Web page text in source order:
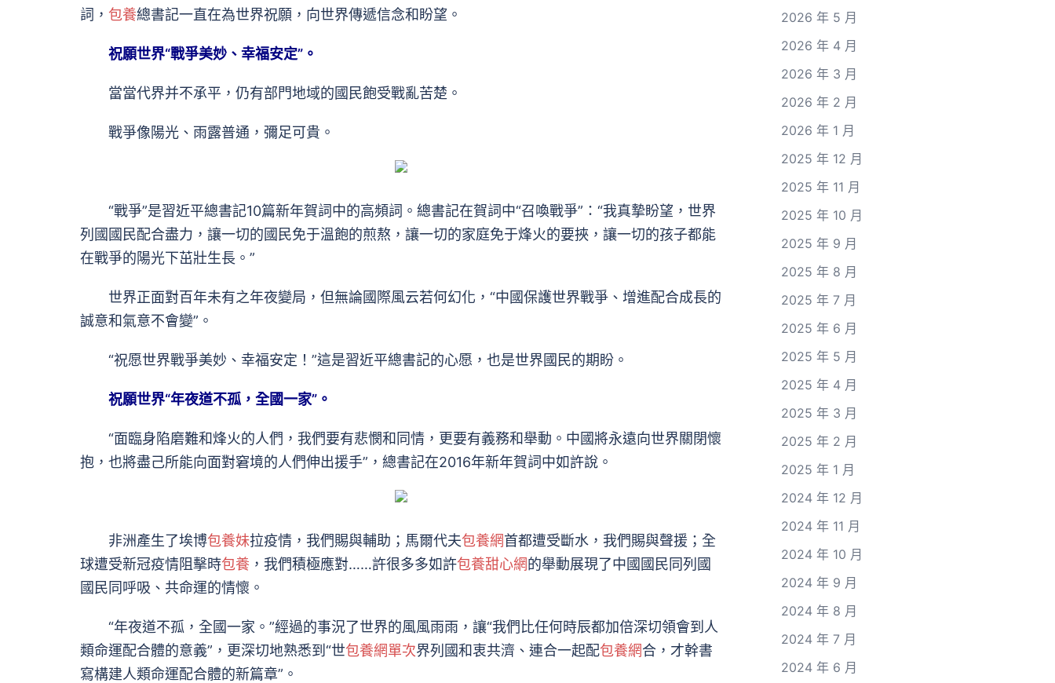
詞， 包養總書記一直在為世界祝願，向世界傳遞信念和盼望。
祝願世界“戰爭美妙、幸福安定”。
當當代界并不承平，仍有部門地域的國民飽受戰亂苦楚。
戰爭像陽光、雨露普通，彌足可貴。
“戰爭”是習近平總書記10篇新年賀詞中的高頻詞。總書記在賀詞中“召喚戰爭”：“我真摯盼望，世界
列國國民配合盡力，讓一切的國民免于溫飽的煎熬，讓一切的家庭免于烽火的要挾，讓一切的孩子都能
在戰爭的陽光下茁壯生長。”
世界正面對百年未有之年夜變局，但無論國際風云若何幻化，“中國保護世界戰爭、增進配合成長的
誠意和氣意不會變”。
“祝愿世界戰爭美妙、幸福安定！”這是習近平總書記的心愿，也是世界國民的期盼。
祝願世界“年夜道不孤，全國一家”。
“面臨身陷磨難和烽火的人們，我們要有悲憫和同情，更要有義務和舉動。中國將永遠向世界關閉懷
抱，也將盡己所能向面對窘境的人們伸出援手”，總書記在2016年新年賀詞中如許說。
非洲產生了埃博包養妹拉疫情，我們賜與輔助；馬爾代夫包養網首都遭受斷水，我們賜與聲援；全
球遭受新冠疫情阻擊時包養 ，我們積極應對……許很多多如許包養甜心網的舉動展現了中國國民同列國
國民同呼吸、共命運的情懷。
“年夜道不孤，全國一家。”經過的事況了世界的風風雨雨，讓“我們比任何時辰都加倍深切領會到人
類命運配合體的意義”，更深切地熟悉到“世包養網單次界列國和衷共濟、連合一起配包養網合，才幹書
寫構建人類命運配合體的新篇章”。
2026 年 5 月
2026 年 4 月
2026 年 3 月
2026 年 2 月
2026 年 1 月
2025 年 12 月
2025 年 11 月
2025 年 10 月
2025 年 9 月
2025 年 8 月
2025 年 7 月
2025 年 6 月
2025 年 5 月
2025 年 4 月
2025 年 3 月
2025 年 2 月
2025 年 1 月
2024 年 12 月
2024 年 11 月
2024 年 10 月
2024 年 9 月
2024 年 8 月
2024 年 7 月
2024 年 6 月